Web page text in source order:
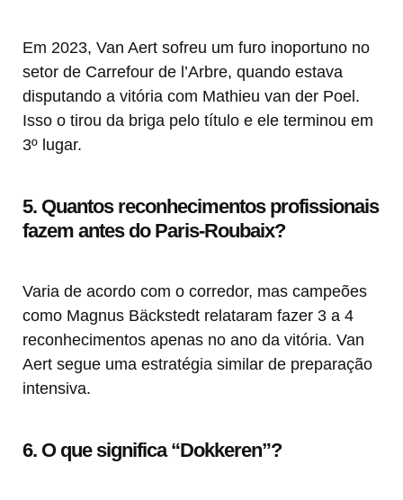
Em 2023, Van Aert sofreu um furo inoportuno no
setor de Carrefour de l’Arbre, quando estava
disputando a vitória com Mathieu van der Poel.
Isso o tirou da briga pelo título e ele terminou em
3º lugar.
5. Quantos reconhecimentos profissionais
fazem antes do Paris-Roubaix?
Varia de acordo com o corredor, mas campeões
como Magnus Bäckstedt relataram fazer 3 a 4
reconhecimentos apenas no ano da vitória. Van
Aert segue uma estratégia similar de preparação
intensiva.
6. O que significa “Dokkeren”?